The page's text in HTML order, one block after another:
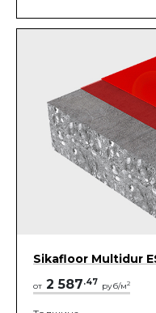
Sikafloor Multidur
от 2 587.47 руб/м2